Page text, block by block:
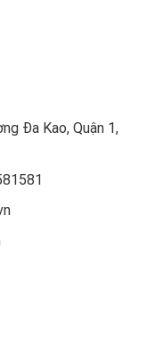
Đa Kao, Quận 1,